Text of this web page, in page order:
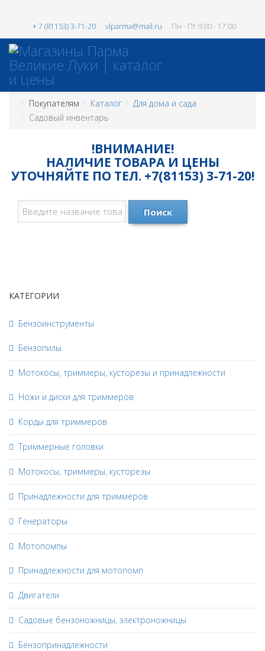
+ 7 (81153) 3-71-20 vlparma@mail.ru Пн - Пт 9:00 - 17:00
Покупателям Каталог
Для дома и сада
Садовый инвентарь
!ВНИМАНИЕ!
НАЛИЧИЕ ТОВАРА И ЦЕНЫ
УТОЧНЯЙТЕ ПО ТЕЛ. +7(81153) 3-71-20!
Поиск
КАТЕГОРИИ
Бензоинструменты
Бензопилы
Мотокосы, триммеры, кусторезы и принадлежности
Ножи и диски для триммеров
Корды для триммеров
Триммерные головки
Мотокосы, триммеры, кусторезы
Принадлежности для триммеров
Генераторы
Мотопомпы
Принадлежности для мотопомп
Двигатели
Садовые бензоножницы, электроножницы
Бензопринадлежности